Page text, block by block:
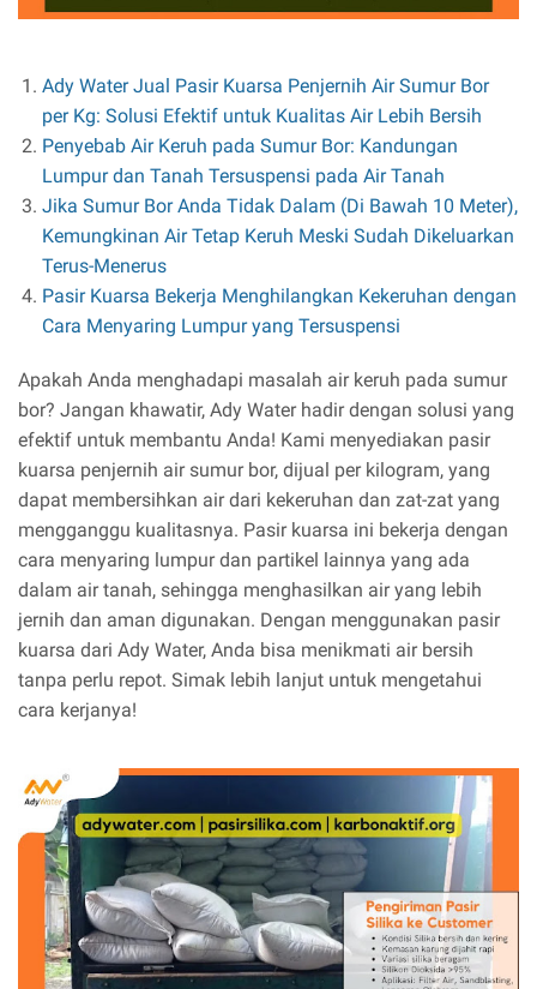
Ady Water Jual Pasir Kuarsa Penjernih Air Sumur Bor
per Kg: Solusi Efektif untuk Kualitas Air Lebih Bersih
Penyebab Air Keruh pada Sumur Bor: Kandungan
Lumpur dan Tanah Tersuspensi pada Air Tanah
Jika Sumur Bor Anda Tidak Dalam (Di Bawah 10 Meter),
Kemungkinan Air Tetap Keruh Meski Sudah Dikeluarkan
Terus-Menerus
Pasir Kuarsa Bekerja Menghilangkan Kekeruhan dengan
Cara Menyaring Lumpur yang Tersuspensi
Apakah Anda menghadapi masalah air keruh pada sumur
bor? Jangan khawatir, Ady Water hadir dengan solusi yang
efektif untuk membantu Anda! Kami menyediakan pasir
kuarsa penjernih air sumur bor, dijual per kilogram, yang
dapat membersihkan air dari kekeruhan dan zat-zat yang
mengganggu kualitasnya. Pasir kuarsa ini bekerja dengan
cara menyaring lumpur dan partikel lainnya yang ada
dalam air tanah, sehingga menghasilkan air yang lebih
jernih dan aman digunakan. Dengan menggunakan pasir
kuarsa dari Ady Water, Anda bisa menikmati air bersih
tanpa perlu repot. Simak lebih lanjut untuk mengetahui
cara kerjanya!